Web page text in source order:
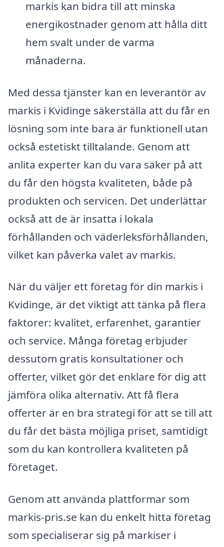
markis kan bidra till att minska
energikostnader genom att hålla ditt
hem svalt under de varma
månaderna.
Med dessa tjänster kan en leverantör av
markis i Kvidinge säkerställa att du får en
lösning som inte bara är funktionell utan
också estetiskt tilltalande. Genom att
anlita experter kan du vara säker på att
du får den högsta kvaliteten, både på
produkten och servicen. Det underlättar
också att de är insatta i lokala
förhållanden och väderleksförhållanden,
vilket kan påverka valet av markis.
När du väljer ett företag för din markis i
Kvidinge, är det viktigt att tänka på flera
faktorer: kvalitet, erfarenhet, garantier
och service. Många företag erbjuder
dessutom gratis konsultationer och
offerter, vilket gör det enklare för dig att
jämföra olika alternativ. Att få flera
offerter är en bra strategi för att se till att
du får det bästa möjliga priset, samtidigt
som du kan kontrollera kvaliteten på
företaget.
Genom att använda plattformar som
markis-pris.se kan du enkelt hitta företag
som specialiserar sig på markiser i